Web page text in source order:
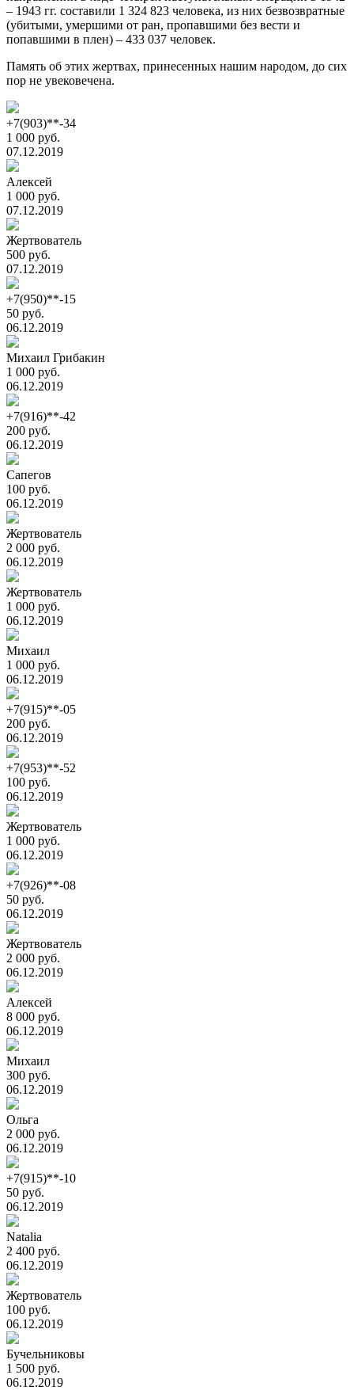
– 1943 гг. составили 1 324 823 человека, из них безвозвратные
(убитыми, умершими от ран, пропавшими без вести и
попавшими в плен) – 433 037 человек.
Память об этих жертвах, принесенных нашим народом, до сих
пор не увековечена.
+7(903)**-34
1 000 руб.
07.12.2019
Алексей
1 000 руб.
07.12.2019
Жертвователь
500 руб.
07.12.2019
+7(950)**-15
50 руб.
06.12.2019
Михаил Грибакин
1 000 руб.
06.12.2019
+7(916)**-42
200 руб.
06.12.2019
Сапегов
100 руб.
06.12.2019
Жертвователь
2 000 руб.
06.12.2019
Жертвователь
1 000 руб.
06.12.2019
Михаил
1 000 руб.
06.12.2019
+7(915)**-05
200 руб.
06.12.2019
+7(953)**-52
100 руб.
06.12.2019
Жертвователь
1 000 руб.
06.12.2019
+7(926)**-08
50 руб.
06.12.2019
Жертвователь
2 000 руб.
06.12.2019
Алексей
8 000 руб.
06.12.2019
Михаил
300 руб.
06.12.2019
Ольга
2 000 руб.
06.12.2019
+7(915)**-10
50 руб.
06.12.2019
Natalia
2 400 руб.
06.12.2019
Жертвователь
100 руб.
06.12.2019
Бучельниковы
1 500 руб.
06.12.2019